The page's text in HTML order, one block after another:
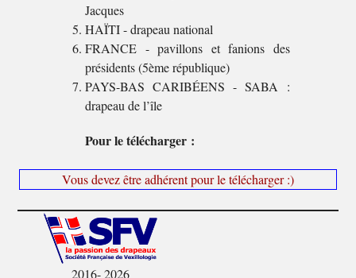
Jacques
HAÏTI - drapeau national
FRANCE - pavillons et fanions des
présidents (5ème république)
PAYS-BAS CARIBÉENS - SABA :
drapeau de l’île
Pour le télécharger :
Vous devez être adhérent pour le télécharger :)
2016- 2026